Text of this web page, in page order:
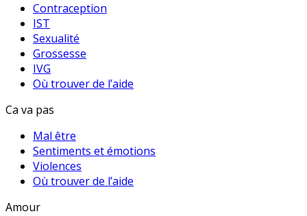
Contraception
IST
Sexualité
Grossesse
IVG
Où trouver de l’aide
Ca va pas
Mal être
Sentiments et émotions
Violences
Où trouver de l’aide
Amour